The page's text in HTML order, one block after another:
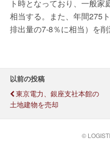
ト時となっており、一般
相当する。また、年間275
排出量の7-8％に相当）を削
以前の投稿
東京電力、銀座支社本館の
土地建物を売却
©